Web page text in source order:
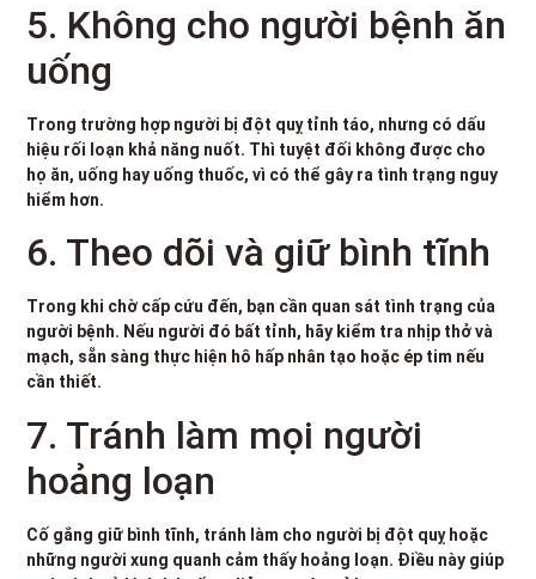
5. Không cho người bệnh ăn
uống
Trong trường hợp người bị đột quỵ tỉnh táo, nhưng có dấu
hiệu rối loạn khả năng nuốt. Thì tuyệt đối không được cho
họ ăn, uống hay uống thuốc, vì có thể gây ra tình trạng nguy
hiểm hơn.
6. Theo dõi và giữ bình tĩnh
Trong khi chờ cấp cứu đến, bạn cần quan sát tình trạng của
người bệnh. Nếu người đó bất tỉnh, hãy kiểm tra nhịp thở và
mạch, sẵn sàng thực hiện hô hấp nhân tạo hoặc ép tim nếu
cần thiết.
7. Tránh làm mọi người
hoảng loạn
Cố gắng giữ bình tĩnh, tránh làm cho người bị đột quỵ hoặc
những người xung quanh cảm thấy hoảng loạn. Điều này giúp